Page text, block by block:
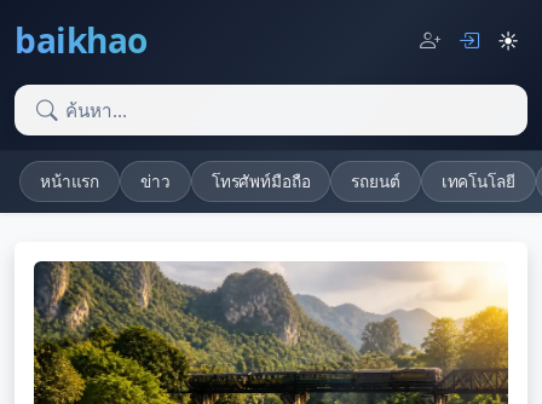
baikhao ☀️
หน้าแรก ข่าว โทรศัพท์มือถือ รถยนต์ เทคโนโลยี